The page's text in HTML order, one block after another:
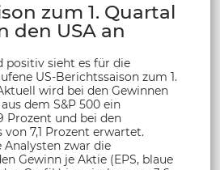
zum 1. Quartal
den USA an
positiv sieht es für die
US-Berichtssaison zum 1.
wird bei den Gewinnen
dem S&P 500 ein
Prozent und bei den
von 7,1 Prozent erwartet.
zwar die
Gewinn je Aktie (EPS, blaue